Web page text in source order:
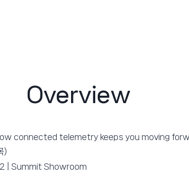
Overview
connected telemetry keeps you moving
)
| Summit Showroom